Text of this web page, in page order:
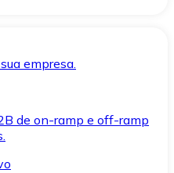
empresa.
de on-ramp e off-ramp